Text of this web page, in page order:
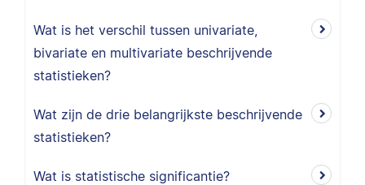
Wat is het verschil tussen univariate,
bivariate en multivariate beschrijvende
statistieken?
Wat zijn de drie belangrijkste beschrijvende
statistieken?
Wat is statistische significantie?